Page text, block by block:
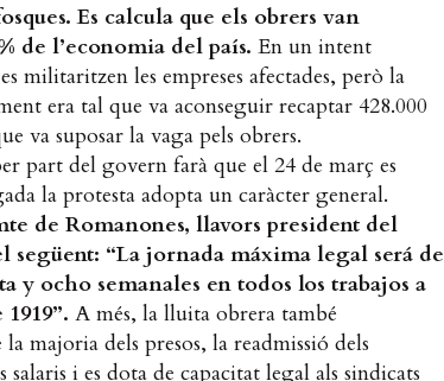
Es calcula que els obrers van
de l’economia del país. En un intent
militaritzen les empreses afectades, però la
era tal que va aconseguir recaptar 428.000
va suposar la vaga pels obrers.
part del govern farà que el 24 de març es
la protesta adopta un caràcter general.
de Romanones, llavors president del
següent: “La jornada máxima legal será de
y ocho semanales en todos los trabajos a
A més, la lluita obrera també
majoria dels presos, la readmissió dels
i es dota de capacitat legal als sindicats